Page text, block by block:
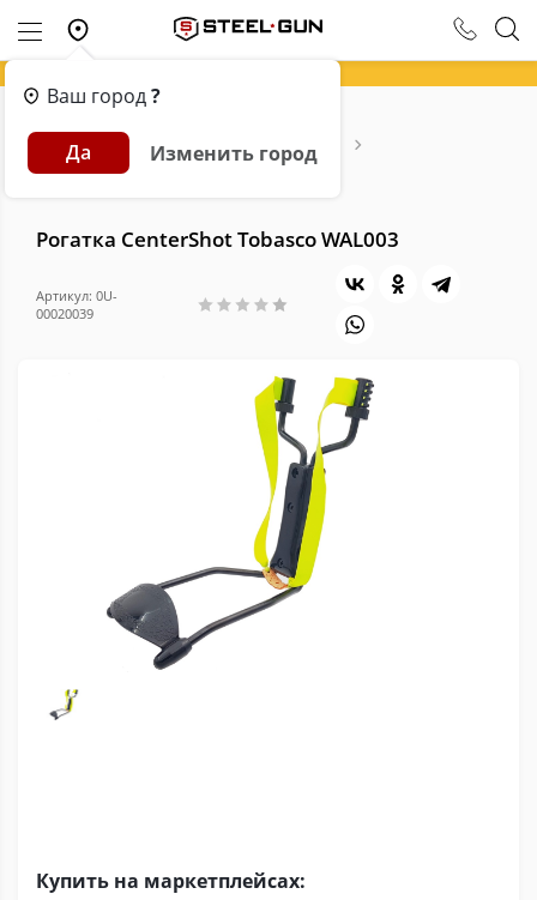
Ваш город?
Да Изменить город
Главная Каталог
Рогатки и аксессуары
Рогатки
Рогатка CenterShot Tobasco WAL003
Артикул: 0U-
00020039
Купить на маркетплейсах: